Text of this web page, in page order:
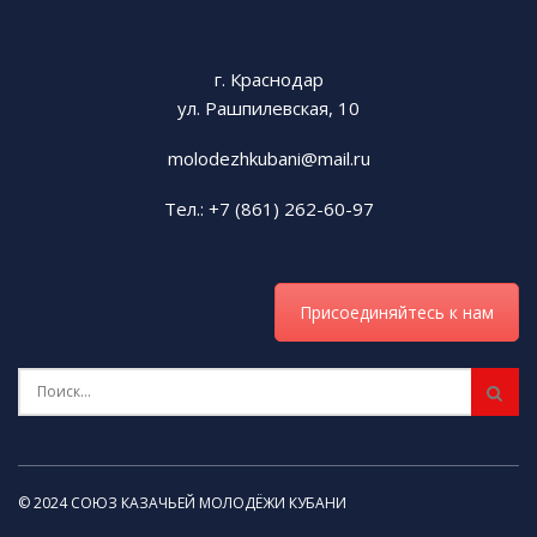
казачки. Такая вот преемственность
Было интересно наблюдать, как казачата
театрализованной форме живо и интересно
(14 августа), Яблочного (19 августа) и Хлебного
(29 августа), отмечать которые – давняя
традиция казачества. Дети с удовольствием
слушали своих старших товарищей. А в
специальных активных перерывах
старинные игры и пели казачьи песни.
В завершение программы атаман Кавказского
г. Краснодар
ул. Рашпилевская, 10
molodezhkubani@mail.ru
Тел.: +7 (861) 262-60-97
Присоединяйтесь к нам
© 2024 СОЮЗ КАЗАЧЬЕЙ МОЛОДЁЖИ КУБАНИ